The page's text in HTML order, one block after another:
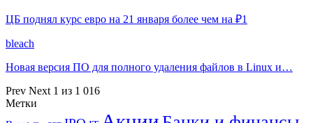
ЦБ поднял курс евро на 21 января более чем на ₽1
bleach
Новая версия ПО для полного удаления файлов в Linux и…
Prev Next 1 из 1 016
Метки